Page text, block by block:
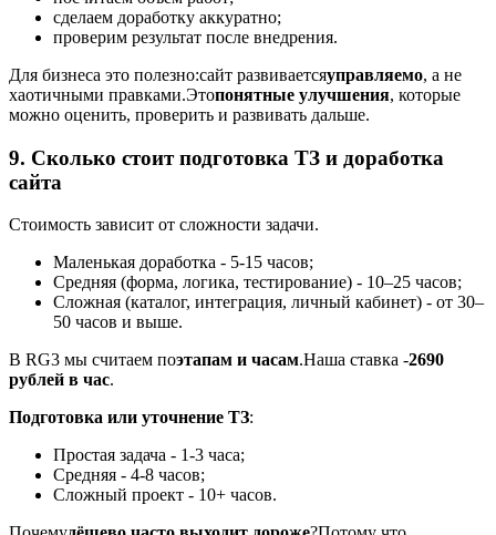
сделаем доработку аккуратно;
проверим результат после внедрения.
Для бизнеса это полезно:сайт развиваетсяуправляемо, а не
хаотичными правками.Этопонятные улучшения, которые
можно оценить, проверить и развивать дальше.
9. Сколько стоит подготовка ТЗ и доработка
сайта
Стоимость зависит от сложности задачи.
Маленькая доработка - 5-15 часов;
Средняя (форма, логика, тестирование) - 10–25 часов;
Сложная (каталог, интеграция, личный кабинет) - от 30–
50 часов и выше.
В RG3 мы считаем поэтапам и часам.Наша ставка -2690
рублей в час.
Подготовка или уточнение ТЗ:
Простая задача - 1-3 часа;
Средняя - 4-8 часов;
Сложный проект - 10+ часов.